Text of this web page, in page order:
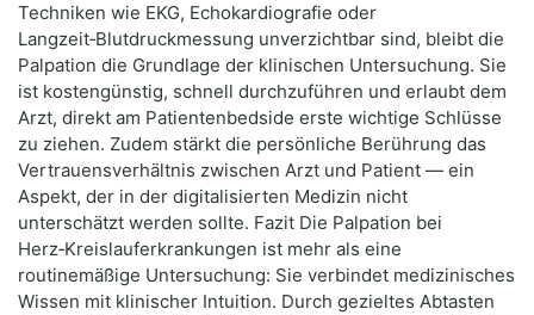
Techniken wie EKG, Echokardiografie oder
Langzeit‑Blutdruckmessung unverzichtbar sind, bleibt die
Palpation die Grundlage der klinischen Untersuchung. Sie
ist kostengünstig, schnell durchzuführen und erlaubt dem
Arzt, direkt am Patientenbedside erste wichtige Schlüsse
zu ziehen. Zudem stärkt die persönliche Berührung das
Vertrauensverhältnis zwischen Arzt und Patient — ein
Aspekt, der in der digitalisierten Medizin nicht
unterschätzt werden sollte. Fazit Die Palpation bei
Herz‑Kreislauferkrankungen ist mehr als eine
routinemäßige Untersuchung: Sie verbindet medizinisches
Wissen mit klinischer Intuition. Durch gezieltes Abtasten